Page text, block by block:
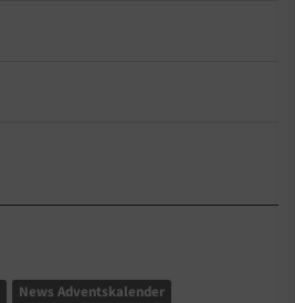
News Adventskalender